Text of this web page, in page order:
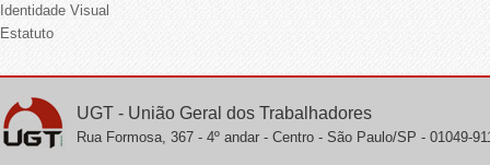
Identidade Visual
Estatuto
UGT - União Geral dos Trabalhadores
Rua Formosa, 367 - 4º andar - Centro - São Paulo/SP - 01049-